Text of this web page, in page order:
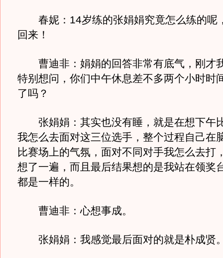
春妮：14岁练的张娟娟究竟怎么练的呢
回来！
曹迪非：娟娟的回答非常有底气，刚才
特别想问，你们中午休息差不多两个小时时
了吗？
张娟娟：其实也没有睡，就是在想下午
我怎么去面对这三位选手，整个过程自己在
比赛场上的气氛，面对不同对手我怎么去打
想了一遍，而且最后结果想的是我站在领奖
都是一样的。
曹迪非：心想事成。
张娟娟：我感觉最后面对的就是朴成贤